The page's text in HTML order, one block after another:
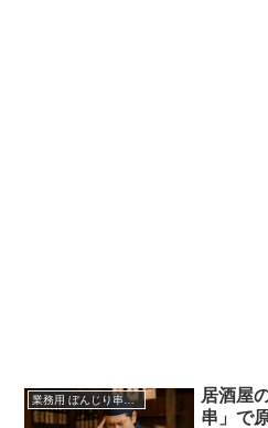
業務用 ぼんじり串（仕入れ・卸）
居酒屋
串」で